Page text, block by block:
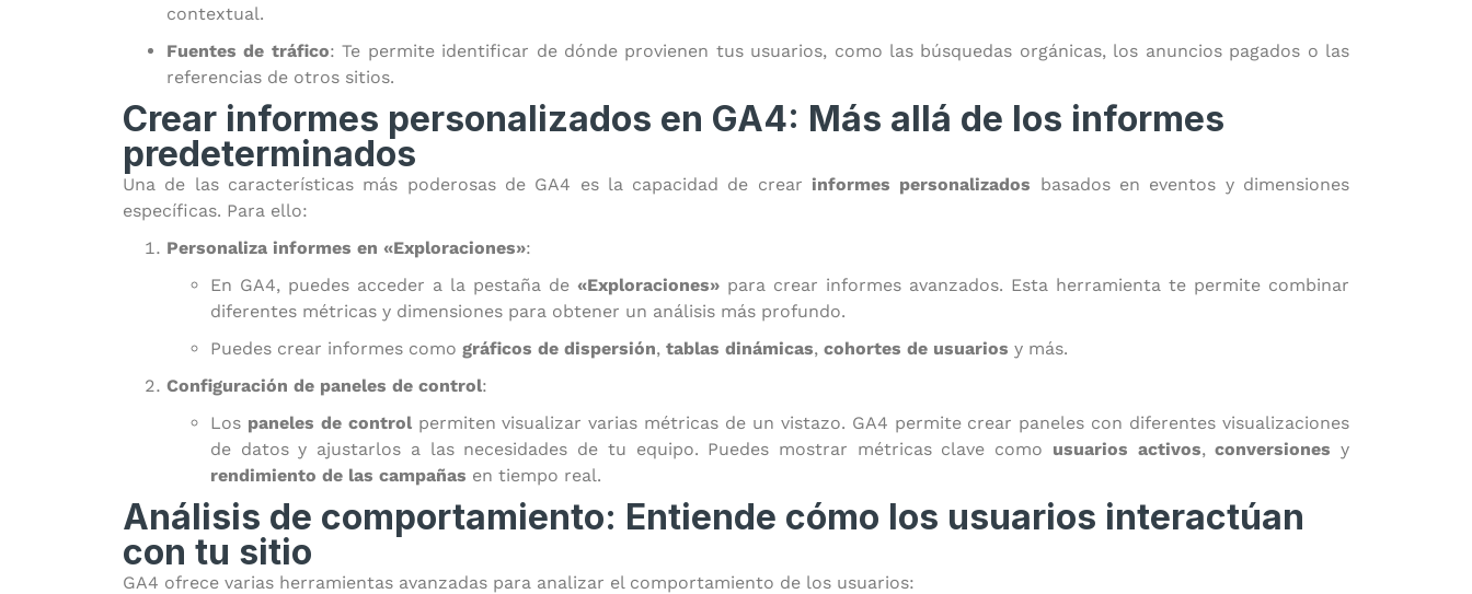
contextual.
Fuentes de tráfico: Te permite identificar de dónde provienen tus usuarios, como las búsquedas orgánicas, los anuncios pagados o las
referencias de otros sitios.
Crear informes personalizados en GA4: Más allá de los informes
predeterminados
Una de las características más poderosas de GA4 es la capacidad de crearinformes personalizados basados en eventos y dimensiones
específicas. Para ello:
Personaliza informes en «Exploraciones»:
En GA4, puedes acceder a la pestaña de «Exploraciones» para crear informes avanzados. Esta herramienta te permite combinar
diferentes métricas y dimensiones para obtener un análisis más profundo.
Puedes crear informes como gráficos de dispersión, tablas dinámicas, cohortes de usuarios y más.
Configuración de paneles de control:
Los paneles de controlpermiten visualizar varias métricas de un vistazo. GA4 permite crear paneles con diferentes visualizaciones
de datos y ajustarlos a las necesidades de tu equipo. Puedes mostrar métricas clave como usuarios activos,conversiones y
rendimiento de las campañas en tiempo real.
Análisis de comportamiento: Entiende cómo los usuarios interactúan
con tu sitio
GA4 ofrece varias herramientas avanzadas para analizar el comportamiento de los usuarios: